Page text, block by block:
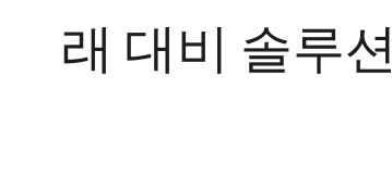
래 대비 솔루션